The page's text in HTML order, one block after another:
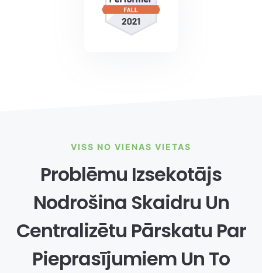
VISS NO VIENAS VIETAS
Problēmu Izsekotājs
Nodrošina Skaidru Un
Centralizētu Pārskatu Par
Pieprasījumiem Un To